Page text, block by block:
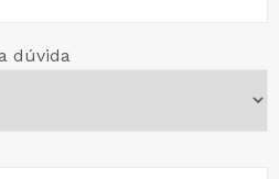
dúvida